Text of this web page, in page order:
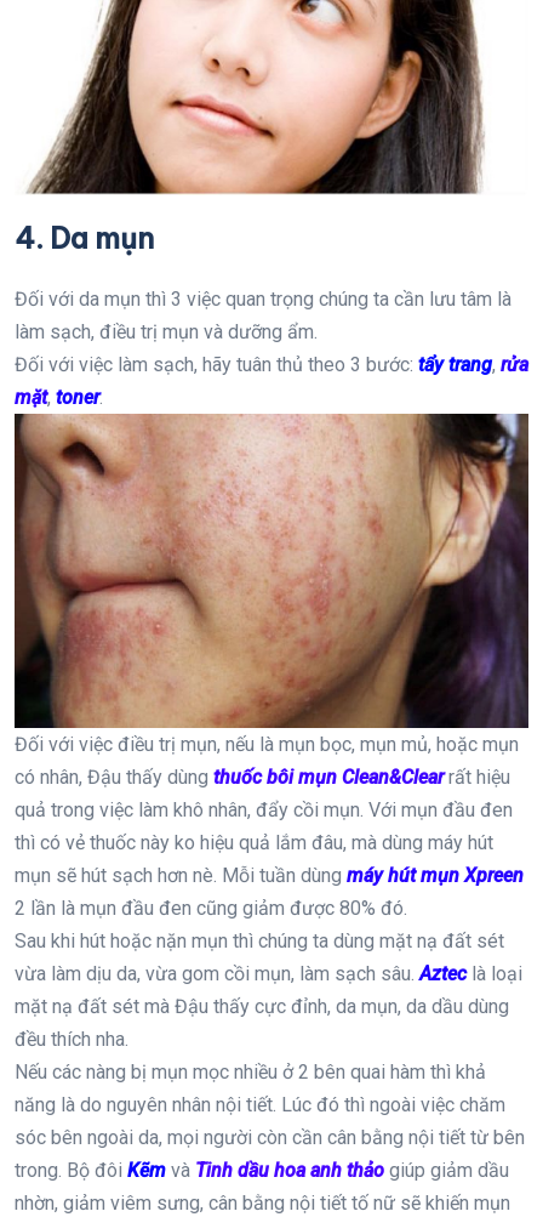
4. Da mụn
Đối với da mụn thì 3 việc quan trọng chúng ta cần lưu tâm là
làm sạch, điều trị mụn và dưỡng ẩm.
Đối với việc làm sạch, hãy tuân thủ theo 3 bước: tẩy trang, rửa
mặt, toner.
Đối với việc điều trị mụn, nếu là mụn bọc, mụn mủ, hoặc mụn
có nhân, Đậu thấy dùng thuốc bôi mụn Clean&Clearrất hiệu
quả trong việc làm khô nhân, đẩy cồi mụn. Với mụn đầu đen
thì có vẻ thuốc này ko hiệu quả lắm đâu, mà dùng máy hút
mụn sẽ hút sạch hơn nè. Mỗi tuần dùng máy hút mụn Xpreen
2 lần là mụn đầu đen cũng giảm được 80% đó.
Sau khi hút hoặc nặn mụn thì chúng ta dùng mặt nạ đất sét
vừa làm dịu da, vừa gom cồi mụn, làm sạch sâu.Azteclà loại
mặt nạ đất sét mà Đậu thấy cực đỉnh, da mụn, da dầu dùng
đều thích nha.
Nếu các nàng bị mụn mọc nhiều ở 2 bên quai hàm thì khả
năng là do nguyên nhân nội tiết. Lúc đó thì ngoài việc chăm
sóc bên ngoài da, mọi người còn cần cân bằng nội tiết từ bên
trong. Bộ đôi Kẽm và Tinh dầu hoa anh thảo giúp giảm dầu
nhờn, giảm viêm sưng, cân bằng nội tiết tố nữ sẽ khiến mụn